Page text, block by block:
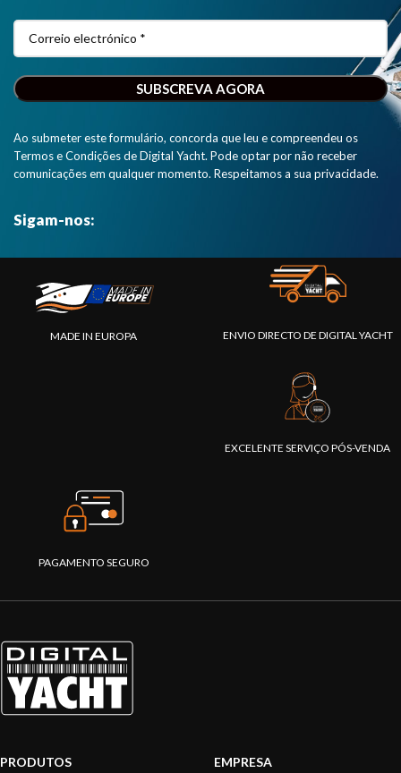
Ao submeter este formulário, concorda que leu e compreendeu os
Termos e Condições de Digital Yacht. Pode optar por não receber
comunicações em qualquer momento. Respeitamos a sua privacidade.
Sigam-nos:
MADE IN EUROPA ENVIO DIRECTO DE DIGITAL YACHT
EXCELENTE SERVIÇO PÓS-VENDA
PAGAMENTO SEGURO
PRODUTOS
EMPRESA